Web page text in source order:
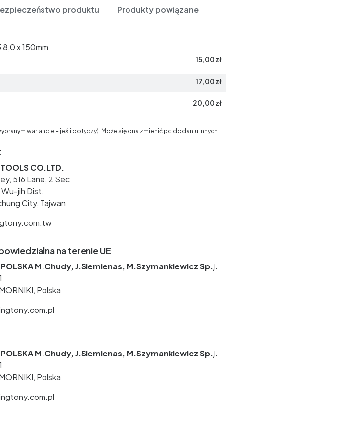
produktu Produkty powiązane
8,0 x 150mm
15,00 zł
17,00 zł
20,00 zł
wariancie - jeśli dotyczy). Może się ona zmienić po dodaniu innych
TOOLS CO.LTD.
516 Lane, 2 Sec
Wu-jih Dist.
City, Tajwan
na terenie UE
POLSKA M.Chudy, J.Siemienas, M.Szymankiewicz Sp.j.
Polska
POLSKA M.Chudy, J.Siemienas, M.Szymankiewicz Sp.j.
Polska